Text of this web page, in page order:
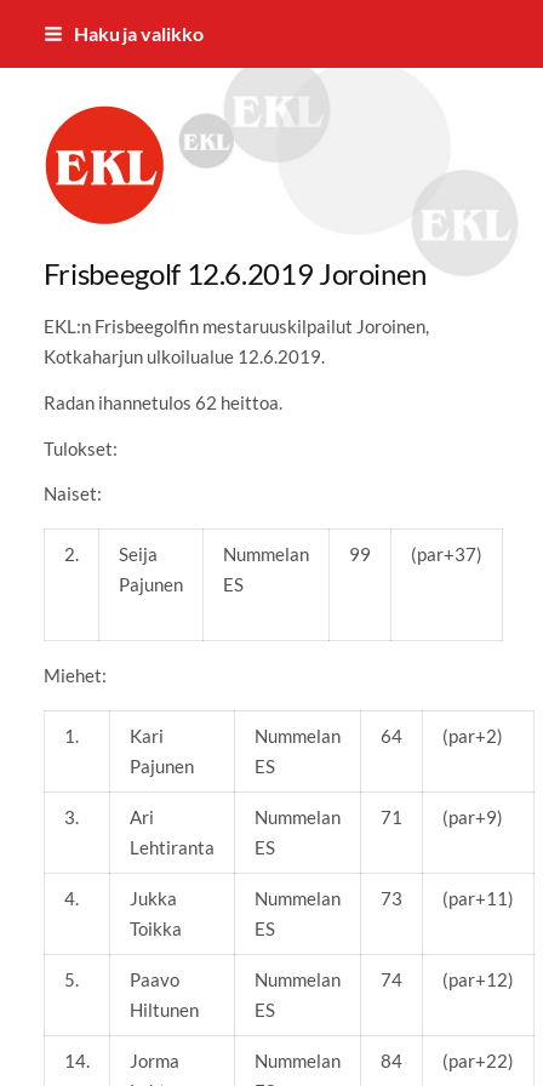
Siirry
Haku ja valikko
Nummelan Eläkkeensaajat ry
Frisbeegolf 12.6.2019 Joroinen
EKL:n Frisbeegolfin mestaruuskilpailut Joroinen,
Kotkaharjun ulkoilualue 12.6.2019.
Radan ihannetulos 62 heittoa.
Tulokset:
Naiset:
2.
Seija
Pajunen
Nummelan
ES
99 (par+37)
Miehet:
1.
Kari
Pajunen
Nummelan
ES
64 (par+2)
3.
Ari
Lehtiranta
Nummelan
ES
71 (par+9)
4.
Jukka
Toikka
Nummelan
ES
73 (par+11)
5.
Paavo
Hiltunen
Nummelan
ES
74 (par+12)
14.
Jorma
Nummelan
84 (par+22)